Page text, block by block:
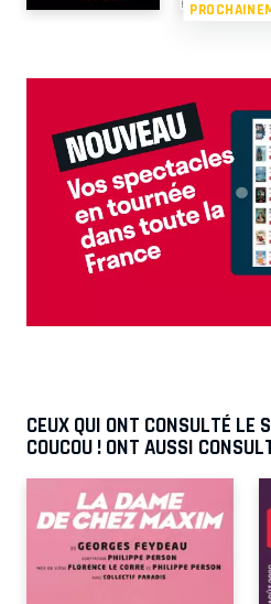
CEUX QUI ONT CONSULTÉ LE
COUCOU ! ONT AUSSI